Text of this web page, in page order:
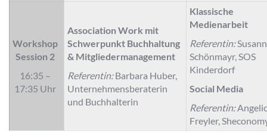
Workshop
Session 2
16:35 –
17:35 Uhr
Association Work mit
Schwerpunkt Buchhaltung
& Mitgliedermanagement
Referentin:Barbara Huber,
Unternehmensberaterin
und Buchhalterin
Klassische
Medienarbeit
Referentin:
Schönmayr, SOS
Kinderdorf
Social Media
Referentin:
Freyler,